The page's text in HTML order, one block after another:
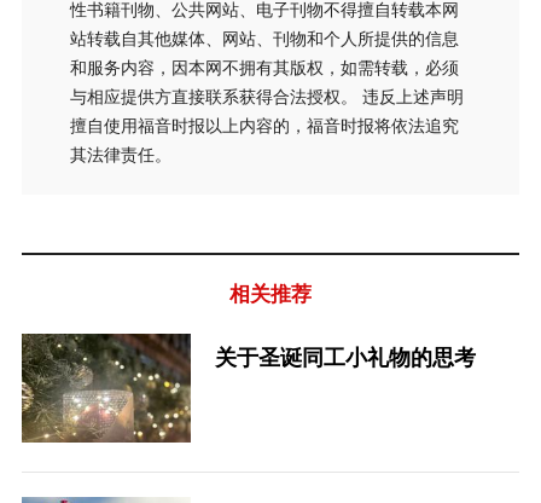
性书籍刊物、公共网站、电子刊物不得擅自转载本网
站转载自其他媒体、网站、刊物和个人所提供的信息
和服务内容，因本网不拥有其版权，如需转载，必须
与相应提供方直接联系获得合法授权。 违反上述声明
擅自使用福音时报以上内容的，福音时报将依法追究
其法律责任。
相关推荐
关于圣诞同工小礼物的思考